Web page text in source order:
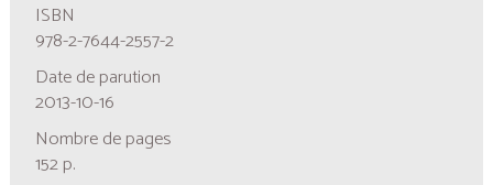
ISBN
978-2-7644-2557-2
Date de parution
2013-10-16
Nombre de pages
152 p.